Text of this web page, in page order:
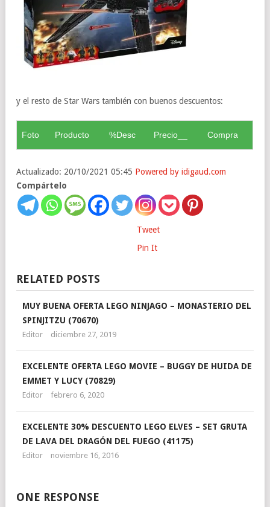
y el resto de Star Wars también con buenos descuentos:
Foto Producto %Desc Precio__ Compra
Actualizado: 20/10/2021 05:45 Powered by idigaud.com
Compártelo
Tweet
Pin It
RELATED POSTS
MUY BUENA OFERTA LEGO NINJAGO – MONASTERIO DEL
SPINJITZU (70670)
Editor diciembre 27, 2019
EXCELENTE OFERTA LEGO MOVIE – BUGGY DE HUIDA DE
EMMET Y LUCY (70829)
Editor febrero 6, 2020
EXCELENTE 30% DESCUENTO LEGO ELVES – SET GRUTA
DE LAVA DEL DRAGÓN DEL FUEGO (41175)
Editor noviembre 16, 2016
ONE RESPONSE